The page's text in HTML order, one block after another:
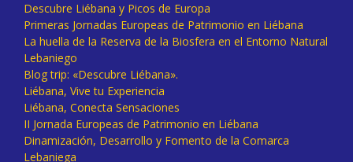
Descubre Liébana y Picos de Europa
Primeras Jornadas Europeas de Patrimonio en Liébana
La huella de la Reserva de la Biosfera en el Entorno Natural
Lebaniego
Blog trip: «Descubre Liébana».
Liébana, Vive tu Experiencia
Liébana, Conecta Sensaciones
II Jornada Europeas de Patrimonio en Liébana
Dinamización, Desarrollo y Fomento de la Comarca
Lebaniega